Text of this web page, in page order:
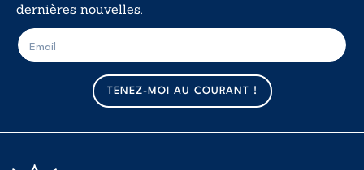
dernières nouvelles.
m
a
i
l
E
-
m
TENEZ-MOI AU COURANT !